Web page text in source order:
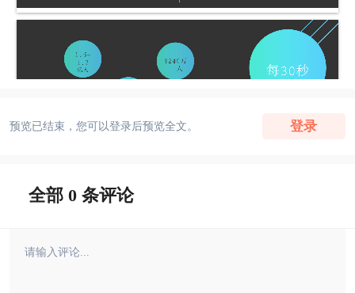
预览已结束，您可以登录后预览全文。 登录
全部 0 条评论